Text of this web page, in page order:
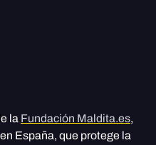
la Fundación Maldita.es,
España, que protege la